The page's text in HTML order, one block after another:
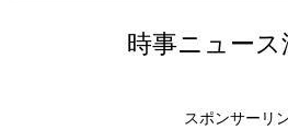
時事ニュース
スポンサーリ